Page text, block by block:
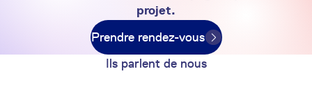
projet.
Prendre rendez-vous
Ils parlent de nous